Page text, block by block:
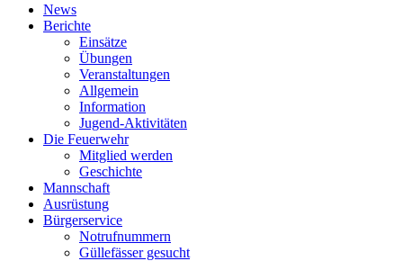
News
Berichte
Einsätze
Übungen
Veranstaltungen
Allgemein
Information
Jugend-Aktivitäten
Die Feuerwehr
Mitglied werden
Geschichte
Mannschaft
Ausrüstung
Bürgerservice
Notrufnummern
Güllefässer gesucht